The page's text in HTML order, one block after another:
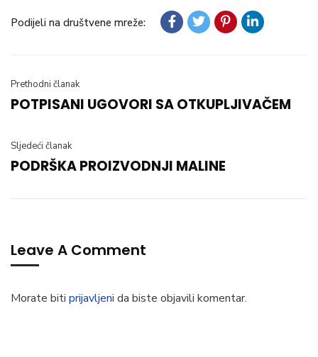
Podijeli na društvene mreže:
Prethodni članak
POTPISANI UGOVORI SA OTKUPLJIVAČEM
Sljedeći članak
PODRŠKA PROIZVODNJI MALINE
Leave A Comment
Morate biti prijavljeni da biste objavili komentar.